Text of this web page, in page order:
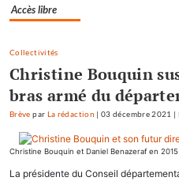
Accès libre
Collectivités
Christine Bouquin
bras armé du
Brève par La rédaction |03 décembre 2021 |
Christine Bouquin et Daniel Benazeraf en 2015
La présidente du Conseil